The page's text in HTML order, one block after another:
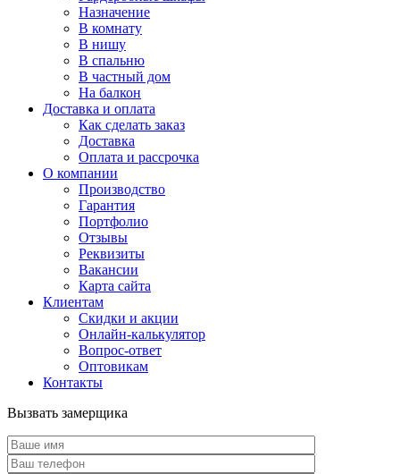
Назначение
В комнату
В нишу
В спальню
В частный дом
На балкон
Доставка и оплата
Как сделать заказ
Доставка
Оплата и рассрочка
О компании
Производство
Гарантия
Портфолио
Отзывы
Реквизиты
Вакансии
Карта сайта
Клиентам
Скидки и акции
Онлайн-калькулятор
Вопрос-ответ
Оптовикам
Контакты
Вызвать замерщика